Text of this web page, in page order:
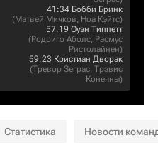
41:34 Бобби Бринк
(Матвей Мичков, Ноа Кэйтс)
57:19 Оуэн Типпетт
(Родриго Аболс, Расмус
Ристолайнен)
59:23 Кристиан Дворак
(Тревор Зеграс, Трэвис
Конечны)
Статистика Новости